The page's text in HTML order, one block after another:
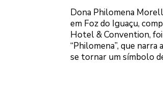
Dona Philomena
em Foz do Iguaçu,
Hotel & Convention,
“Philomena”, que
se tornar um símbolo